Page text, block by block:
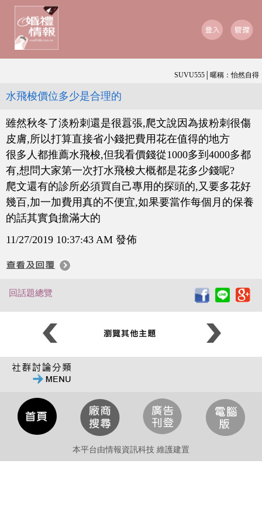
SUVU555│暱稱：怡然自得
水飛梭價位多少是合理的
雖然秋冬了淡粉刺還是很囂張,爬文說因為拔粉刺很傷
皮膚,所以打算直接省小錢把費用花在值得的地方
很多人都推薦水飛梭,但我看價錢從1000多到4000多都
有,想問大家第一次打水飛梭大概都是花多少錢呢?
爬文還有的診所必須買自己專用的探頭的,又要多花好
幾百,加一加費用真的不便宜,如果要當作每個月的保養
的話其實負擔滿大的
11/27/2019 10:37:43 AM 發佈
回話題總覽
本平台由情報資訊科技 維護建置